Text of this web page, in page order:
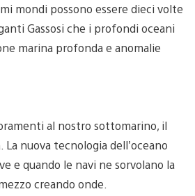
mondi possono essere dieci volte
Gassosi che i profondi oceani
marina profonda e anomalie
al nostro sottomarino, il
nuova tecnologia dell’oceano
e quando le navi ne sorvolano la
creando onde.